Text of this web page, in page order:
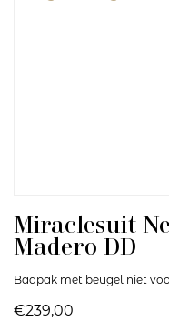
Miraclesuit
Madero DD
Badpak met beugel niet
€239,00